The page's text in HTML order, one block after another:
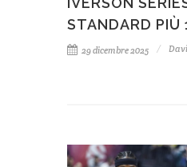
STANDARD PIÙ
29 dicembre 2025